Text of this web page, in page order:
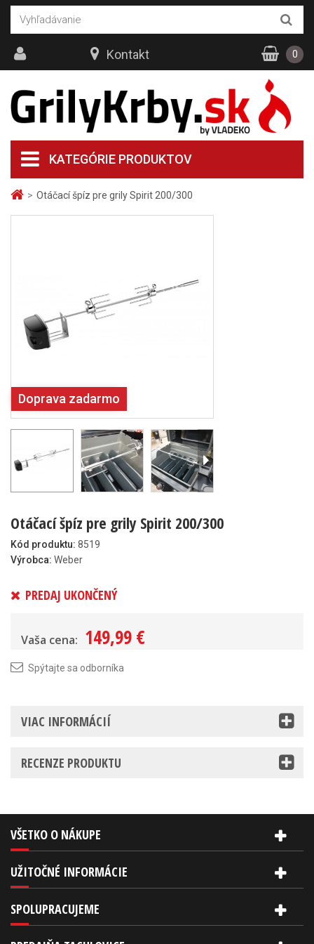
> Otáčací špíz pre grily Spirit 200/300
Doprava zadarmo
Otáčací špíz pre grily Spirit 200/300
Kód produktu: 8519
Výrobca: Weber
PREDAJ UKONČENÝ
Vaša cena: 149,99 €
Spýtajte sa odborníka
VIAC INFORMÁCIÍ
RECENZE PRODUKTU
KATEGÓRIE PRODUKTOV
Kontakt 0
VŠETKO O NÁKUPE
UŽITOČNÉ INFORMÁCIE
SPOLUPRACUJEME